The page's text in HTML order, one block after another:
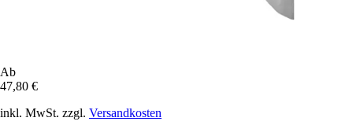
Ab
47,80 €
inkl. MwSt. zzgl. Versandkosten